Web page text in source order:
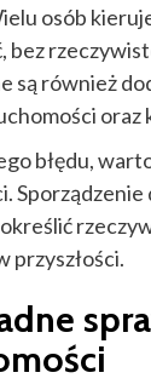
osób
bez
są również
oraz
błędu,
przyszłości.